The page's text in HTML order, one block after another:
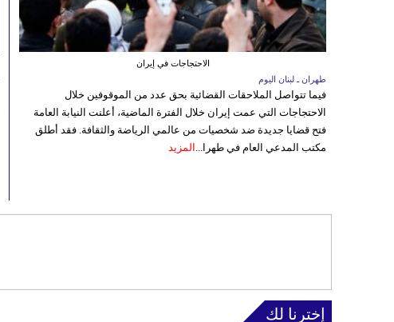
الاحتجاجات في إيران
طهران ـ لبنان اليوم
فيما تتواصل الملاحقات القضائية بحق عدد من الموقوفين خلال
الاحتجاجات التي عمت إيران خلال الفترة الماضية، أعلنت النيابة العامة
فتح قضايا جديدة ضد شخصيات من عالمي الرياضة والثقافة. فقد أطلق
مكتب المدعي العام في طهرا... المزيد
إخترنا لك